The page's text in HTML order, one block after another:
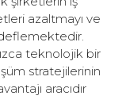
azaltmayı ve
teknolojik bir
stratejilerinin
aracıdır